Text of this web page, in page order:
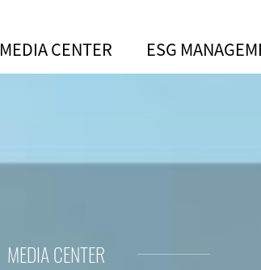
MEDIA CENTER ESG
MEDIA CENTER